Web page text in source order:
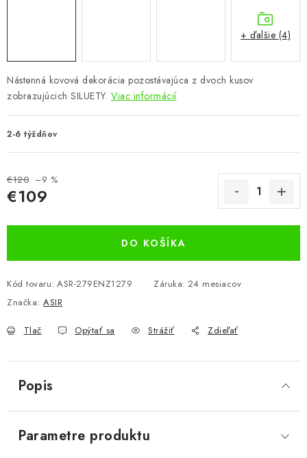
Reklamácie a odstúpenie od zmluvy
Nástenná kovová dekorácia pozostávajúca z dvoch kusov
zobrazujúcich SILUETY. Viac informácií
2-6 týždňov
€120 –9 %
€109
DO KOŠÍKA
Kód tovaru: ASR-279ENZ1279 Záruka: 24 mesiacov
Značka: ASIR
Tlač Opýtať sa Strážiť Zdieľať
+ ďalšie (4)
Popis
Parametre produktu